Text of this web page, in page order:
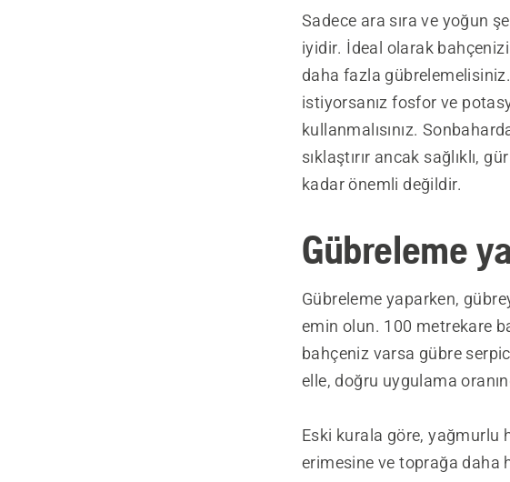
Sadece ara sıra ve yoğun
iyidir. İdeal olarak
daha fazla
istiyorsanız fosfor ve
kullanmalısınız.
sıklaştırır ancak sağlıklı,
kadar önemli değildir.
Gübreleme
Gübreleme yaparken,
emin olun. 100 metrekare
bahçeniz varsa gübre
elle, doğru uygulama
Eski kurala göre, yağmurlu
erimesine ve toprağa daha